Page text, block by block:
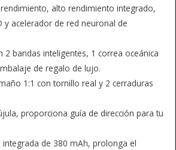
alto rendimiento integrado,
acelerador de red neuronal de
2 bandas inteligentes, 1 correa oceánica
de regalo de lujo.
1:1 con tornillo real y 2 cerraduras
proporciona guía de dirección para tu
de 380 mAh, prolonga el